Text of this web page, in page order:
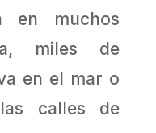
en muchos
miles de
en el mar o
calles de